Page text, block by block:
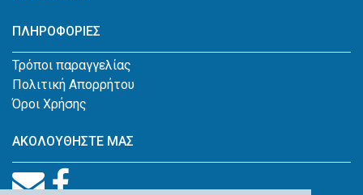
ΠΛΗΡΟΦΟΡΙΕΣ
Τρόποι παραγγελίας
Πολιτική Απορρήτου
Όροι Χρήσης
ΑΚΟΛΟΥΘΗΣΤΕ ΜΑΣ